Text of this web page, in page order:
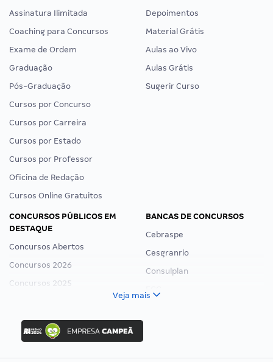
Assinatura Ilimitada
Coaching para Concursos
Exame de Ordem
Graduação
Pós-Graduação
Cursos por Concurso
Cursos por Carreira
Cursos por Estado
Cursos por Professor
Oficina de Redação
Cursos Online Gratuitos
Depoimentos
Material Grátis
Aulas ao Vivo
Aulas Grátis
Sugerir Curso
CONCURSOS PÚBLICOS EM
DESTAQUE
Concursos Abertos
Concursos 2026
Concursos 2025
Concurso Nacional Unificado
Concurso Ibama
Concurso MPU
Editais publicados
BANCAS DE CONCURSOS
Cebraspe
Cesgranrio
Consulplan
Veja mais